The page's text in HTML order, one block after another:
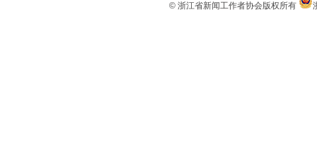
© 浙江省新闻工作者协会版权所有